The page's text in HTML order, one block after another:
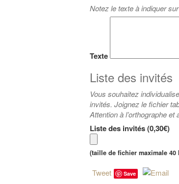
Notez le texte à indiquer
Texte
Liste des invités
Vous souhaitez
invités. Joignez le fichier
Attention à l’orthographe et
Liste des invités (0,30€)
(taille de fichier maximale 40
Tweet Save